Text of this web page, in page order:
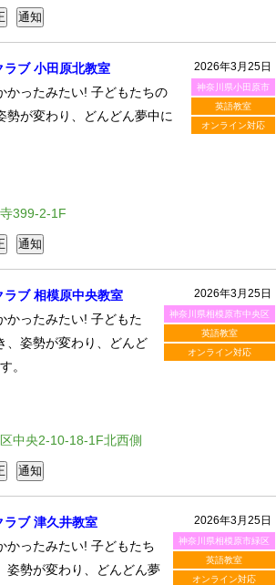
2026年3月25日
神奈川県小田原市
英語教室
オンライン対応
ブ 小田原北教室
かったみたい! 子どもたちの
勢が変わり、どんどん夢中に
399-2-1F
2026年3月25日
神奈川県相模原市中央区
英語教室
オンライン対応
ブ 相模原中央教室
かったみたい! 子どもた
、姿勢が変わり、どんど
。
中央2-10-18-1F北西側
2026年3月25日
神奈川県相模原市緑区
英語教室
オンライン対応
ブ 津久井教室
かったみたい! 子どもたち
姿勢が変わり、どんどん夢